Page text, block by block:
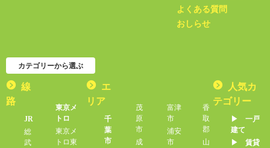
よくある質問
おしらせ
カテゴリーから選ぶ
線
路
JR
総
武
東京メ
トロ
東京メ
トロ東
エ
リア
千
葉
市
茂
原
市
成
富津
市
浦安
市
香
取
郡
山
人気カ
テゴリー
▶︎ 一戸
建て
▶︎ 賃貸